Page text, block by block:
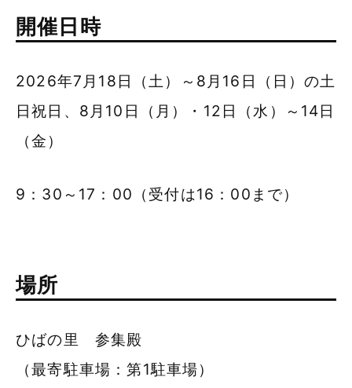
開催日時
2026年7月18日（土）～8月16日（日）の土
日祝日、8月10日（月）・12日（水）～14日
（金）
9：30～17：00（受付は16：00まで）
場所
ひばの里 参集殿
（最寄駐車場：第1駐車場）